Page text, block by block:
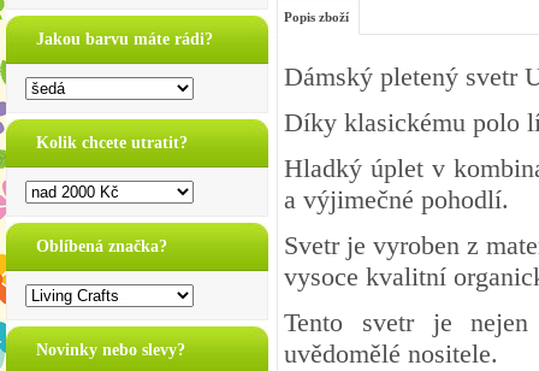
Jakou barvu máte rádi?
Kolik chcete utratit?
Oblíbená značka?
Novinky nebo slevy?
Popis zboží
Dámský pletený svetr
Díky klasickému polo
Hladký úplet v
a výjimečné pohodlí.
Svetr je vyroben z
vysoce kvalitní
Tento svetr je
uvědomělé nositele.